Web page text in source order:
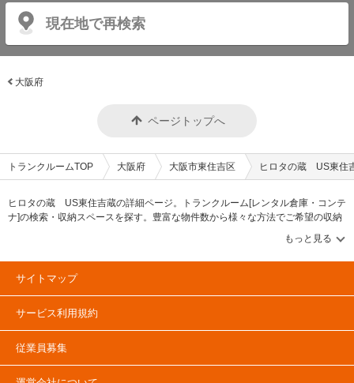
現在地で再検索
大阪府
ページトップへ
トランクルームTOP 大阪府 大阪市東住吉区 ヒロタの蔵 US東住
ヒロタの蔵 US東住吉蔵の詳細ページ。トランクルーム[レンタル倉庫・コンテ
ナ]の検索・収納スペースを探す。豊富な物件数から様々な方法でご希望の収納
スペースを簡単に探せるトランクルーム情報サイトです。ヒロタの蔵 US東住
吉蔵の住所・最寄りの駅、物件タイプのご紹介や料金表、お得なキャンペーン
情報もあります。気になる物件タイプを見つけたら、メールか電話でお問合せ
が可能です（無料）。
サイトマップ
サービス利用規約
従業員募集